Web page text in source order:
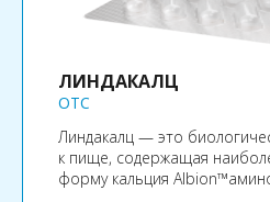
ЛИНДАКАЛЦ
OTC
Линдакалц — это
к пище, содержащая
форму кальция